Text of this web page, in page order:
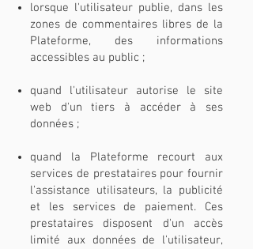
lorsque l'utilisateur publie, dans les
zones de commentaires libres de la
Plateforme, des informations
accessibles au public ;
quand l'utilisateur autorise le site
web d'un tiers à accéder à ses
données ;
quand la Plateforme recourt aux
services de prestataires pour fournir
l'assistance utilisateurs, la publicité
et les services de paiement. Ces
prestataires disposent d'un accès
limité aux données de l'utilisateur,